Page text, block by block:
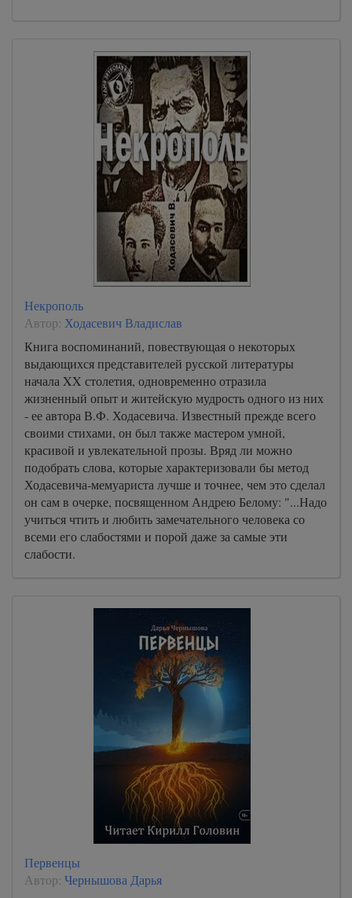
Некрополь
Автор: Ходасевич Владислав
Книга воспоминаний, повествующая о некоторых
выдающихся представителей русской литературы
начала XX столетия, одновременно отразила
жизненный опыт и житейскую мудрость одного из них
- ее автора В.Ф. Ходасевича. Известный прежде всего
своими стихами, он был также мастером умной,
красивой и увлекательной прозы. Вряд ли можно
подобрать слова, которые характеризовали бы метод
Ходасевича-мемуариста лучше и точнее, чем это сделал
он сам в очерке, посвященном Андрею Белому: "...Надо
учиться чтить и любить замечательного человека со
всеми его слабостями и порой даже за самые эти
слабости.
Первенцы
Автор: Чернышова Дарья